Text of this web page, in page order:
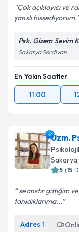
Çok açıklayıcı ve
şanslı hissediyorum.
Psk. Gizem Sevim
Sakarya Serdivan
En Yakın Saatler
11:00
Uzm.
Sakarya
5 (15
seanstır gittiğim
tanıdıklarıma...
Adres 1